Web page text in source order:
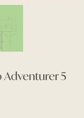
Adventurer 5